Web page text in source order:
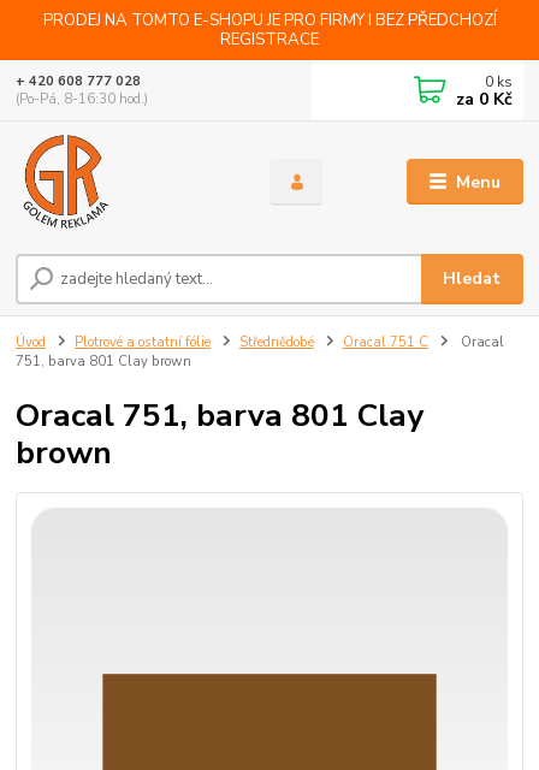
PRODEJ NA TOMTO E-SHOPU JE PRO FIRMY I BEZ PŘEDCHOZÍ
REGISTRACE
Menu
Hledat
+ 420 608 777 028
(Po-Pá, 8-16:30 hod.)
0 ks
za 0 Kč
Úvod Plotrové a ostatní fólie Střednědobé Oracal 751 C
Oracal
751, barva 801 Clay brown
Oracal 751, barva 801 Clay
brown